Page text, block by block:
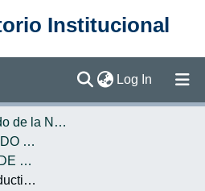
Institucional
Log In (current)
Programa Estado de la Nación (PEN)
INFORME DEL ESTADO DE LA REGION
INVESTIGACIONES DE BASE ERCA
Análisis de redes productivas de Centroamérica y República Dominicana, matriz insumo producto de México, Centroamérica y República Dominicana 2011 : investigación de base